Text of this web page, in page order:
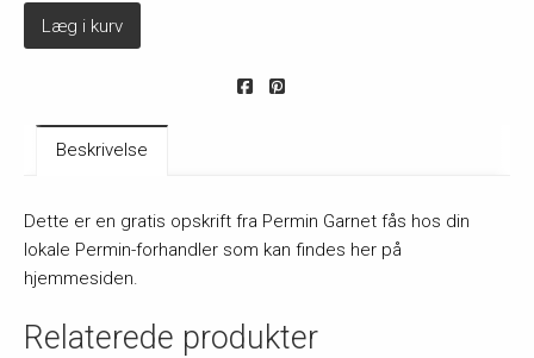
Læg i kurv
Beskrivelse
Dette er en gratis opskrift fra Permin Garnet fås hos din
lokale Permin-forhandler som kan findes her på
hjemmesiden.
Relaterede produkter